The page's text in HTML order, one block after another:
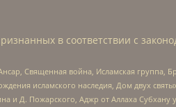
в соответствии с
Священная война, Исламская группа,
исламского наследия, Дом двух
Д. Пожарского, Аджр от Аллаха Субхану